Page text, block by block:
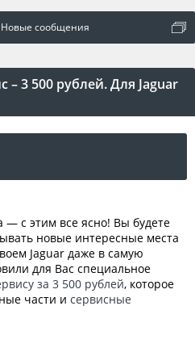
Новые сообщения
– 3 500 рублей. Для Jaguar
с этим все ясно! Вы будете
новые интересные места
Jaguar даже в самую
для Вас специальное
за 3 500 рублей, которое
части и сервисные
оват